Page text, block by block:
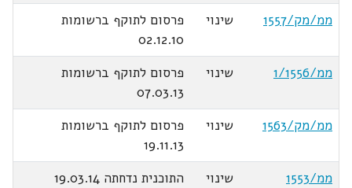
ממ/מק/1557
שינוי
פרסום לתוקף ברשומות
02.12.10
ממ/1/1556
שינוי
פרסום לתוקף ברשומות
07.03.13
ממ/מק/1563
שינוי
פרסום לתוקף ברשומות
19.11.13
ממ/1553
שינוי
התוכנית נדחתה 19.03.14